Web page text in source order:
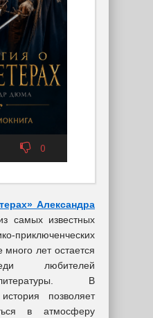
0
Александра
самых известных
лет остается
любителей
В
позволяет
в атмосферу